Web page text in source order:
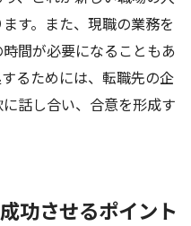
す。また、現職の業務を
間が必要になることもあ
るためには、転職先の企
話し合い、合意を形成す
功させるポイント